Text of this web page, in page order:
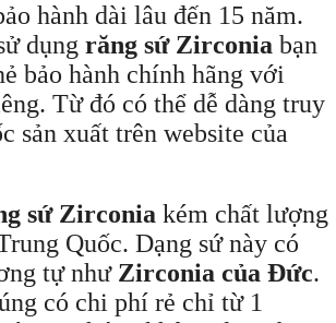
hành dài lâu đến 15 năm.
dụng răng sứ Zirconia bạn
bảo hành chính hãng với
Từ đó có thể dễ dàng truy
sản xuất trên website của
sứ Zirconia kém chất lượng
Quốc. Dạng sứ này có
tự như Zirconia của Đức.
có chi phí rẻ chỉ từ 1